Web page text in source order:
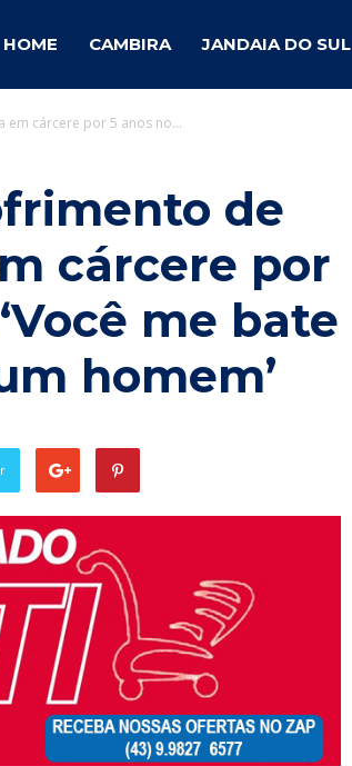
HOME CAMBIRA JANDAIA DO SUL
cárcere por 5 anos no...
de
cárcere por
me bate
homem’